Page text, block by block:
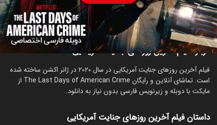
ساخت آمریکا سال 2020
رده سنی ۱۸+
اکشن
جنایی درام علمی‌تخیلی
درباره فیلم آخرین روزهای جنایت آمریکایی
فیلم آخرین روزهای جنایت آمریکایی در سال 2020 در ژانر اکشن ساخته شده
است. تماشای آنلاین و رایگان The Last Days of American Crime از
مایکت با دوبله و زیرنویس فارسی بدون نیاز به دانلود.
داستان فیلم آخرین روزهای جنایت آمریکایی